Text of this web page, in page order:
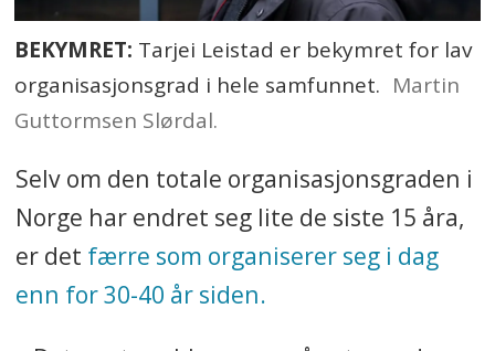
BEKYMRET: Tarjei Leistad er bekymret for lav
organisasjonsgrad i hele samfunnet. Martin
Guttormsen Slørdal.
Selv om den totale organisasjonsgraden i
Norge har endret seg lite de siste 15 åra,
er det færre som organiserer seg i dag
enn for 30-40 år siden.